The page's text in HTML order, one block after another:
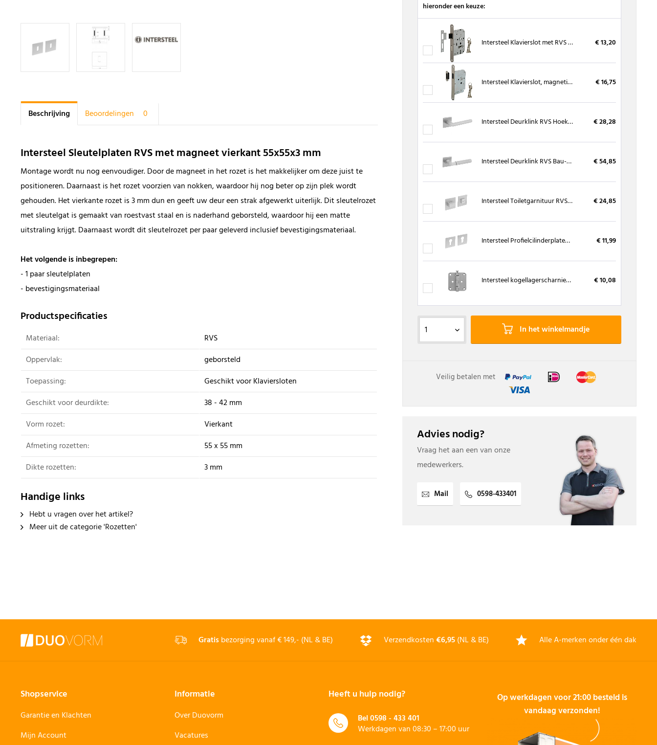
Beschrijving Beoordelingen 0
Intersteel Sleutelplaten RVS met magneet vierkant 55x55x3 mm
Montage wordt nu nog eenvoudiger. Door de magneet in het rozet is het makkelijker om deze juist te
positioneren. Daarnaast is het rozet voorzien van nokken, waardoor hij nog beter op zijn plek wordt
gehouden. Het vierkante rozet is 3 mm dun en geeft uw deur een strak afgewerkt uiterlijk. Dit sleutelrozet
met sleutelgat is gemaakt van roestvast staal en is naderhand geborsteld, waardoor hij een matte
uitstraling krijgt. Daarnaast wordt dit sleutelrozet per paar geleverd inclusief bevestigingsmateriaal.
Het volgende is inbegrepen:
- 1 paar sleutelplaten
- bevestigingsmateriaal
Productspecificaties
Materiaal:
RVS
Oppervlak:
geborsteld
Toepassing:
Geschikt voor Klaviersloten
Geschikt voor deurdikte:
38 - 42 mm
Vorm rozet:
Vierkant
Afmeting rozetten:
55 x 55 mm
Dikte rozetten:
3 mm
Handige links
Hebt u vragen over het artikel?
Meer uit de categorie 'Rozetten'
hieronder een keuze:
Intersteel Klavierslot met RVS voorplaat, inclusief sluitplaat € 13,20
Intersteel Klavierslot, magnetisch RVS voorplaat met sluitkom € 16,75
Intersteel Deurklink RVS Hoek 90°op vierkant magneet rozet € 28,28
Intersteel Deurklink RVS Bau-stil op vierkant magneet rozet € 54,85
Intersteel Toiletgarnituur RVS 8 mm met magneet en nokken vierkant 55x55x3 mm € 24,85
Intersteel Profielcilinderplaten RVS met magneet vierkant 55x55x3 mm € 11,99
Intersteel kogellagerscharnier RVS 76 x 76 mm € 10,08
In het winkelmandje
Veilig betalen met
Advies nodig?
Vraag het aan een van onze
medewerkers.
Mail 0598-433401
Gratisbezorging vanaf € 149,- (NL & BE) Verzendkosten€6,95(NL & BE) Alle A-merken onder één dak
Shopservice
Garantie en Klachten
Mijn Account
Informatie
Over Duovorm
Vacatures
Heeft u hulp nodig?
Bel0598 - 433 401
Werkdagen van 08:30 – 17:00 uur
Op werkdagen voor 21:00 besteld is
vandaag verzonden!